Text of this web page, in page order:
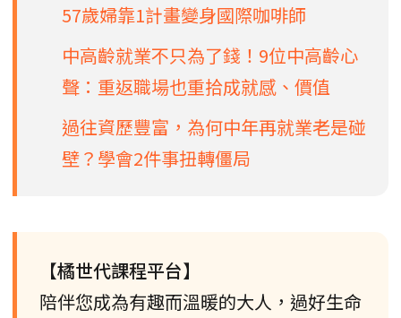
57歲婦靠1計畫變身國際咖啡師
中高齡就業不只為了錢！9位中高齡心
聲：重返職場也重拾成就感、價值
過往資歷豐富，為何中年再就業老是碰
壁？學會2件事扭轉僵局
【橘世代課程平台】
陪伴您成為有趣而溫暖的大人，過好生命